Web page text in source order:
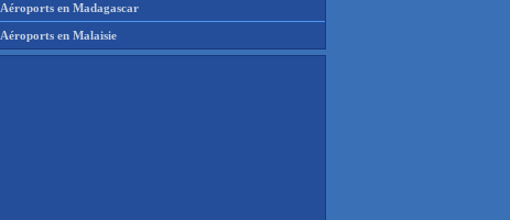
Aéroports en Madagascar
Aéroports en Malaisie